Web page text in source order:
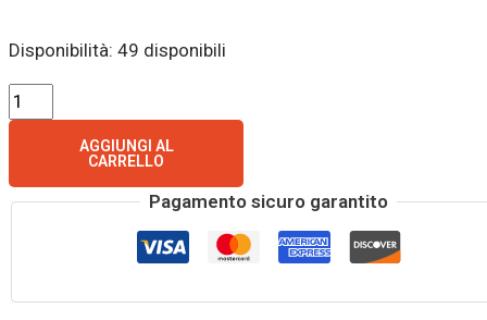
Disponibilità: 49 disponibili
AGGIUNGI AL
CARRELLO
Pagamento sicuro garantito